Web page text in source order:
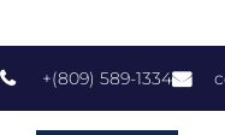
+(809) 589-1334